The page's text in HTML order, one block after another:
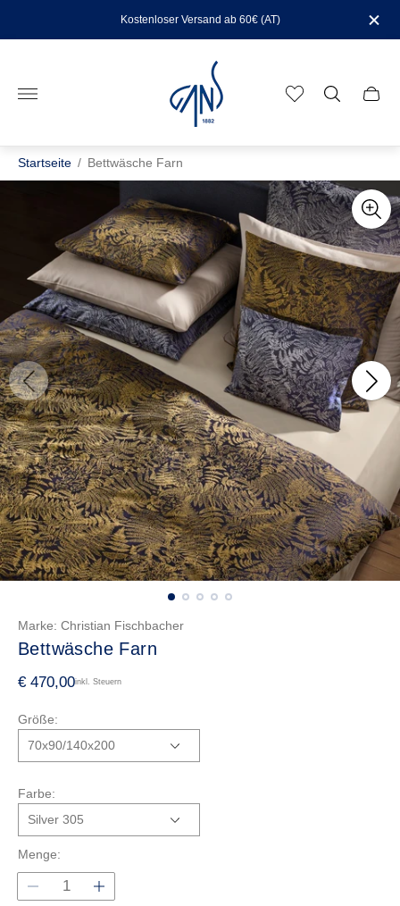
Kostenloser Versand ab 60€ (AT)
Laden-
Logo"
Startseite / Bettwäsche Farn
Marke: Christian Fischbacher
Bettwäsche Farn
R
g
l
r
r
€ 470,00inkl. Steuern
Größe:
Farbe:
Menge: